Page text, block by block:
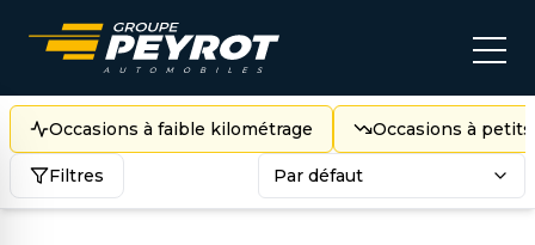
Occasions à faible kilométrage Occasions à
Filtres Par défaut